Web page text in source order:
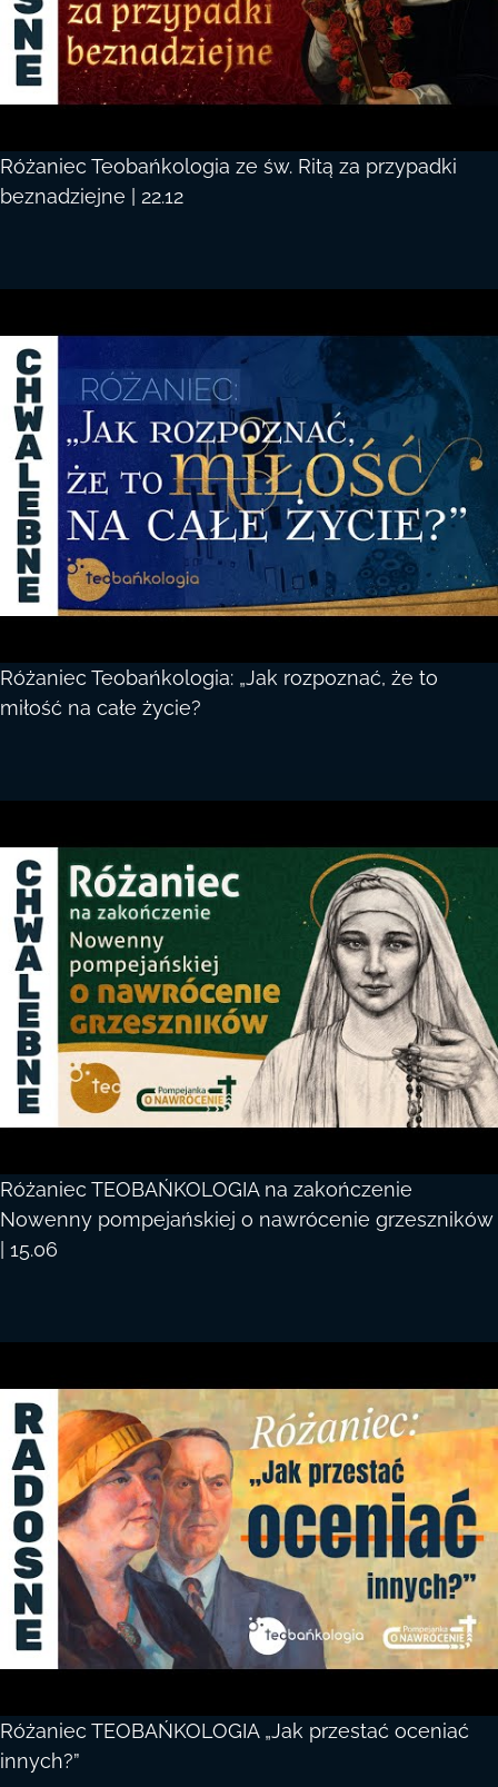
Różaniec Teobańkologia ze św. Ritą za przypadki
beznadziejne | 22.12
Różaniec Teobańkologia: „Jak rozpoznać, że to
miłość na całe życie?
Różaniec TEOBAŃKOLOGIA na zakończenie
Nowenny pompejańskiej o nawrócenie grzeszników
| 15.06
Różaniec TEOBAŃKOLOGIA „Jak przestać oceniać
innych?”